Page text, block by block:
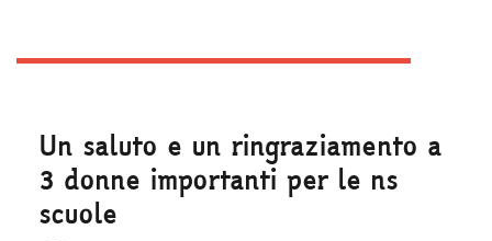
Un saluto e un ringraziamento a
3 donne importanti per le ns
scuole